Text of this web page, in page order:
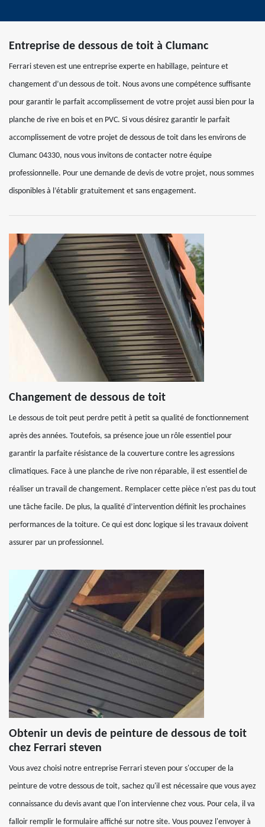
Entreprise de dessous de toit à Clumanc
Ferrari steven est une entreprise experte en habillage, peinture et
changement d’un dessous de toit. Nous avons une compétence suffisante
pour garantir le parfait accomplissement de votre projet aussi bien pour la
planche de rive en bois et en PVC. Si vous désirez garantir le parfait
accomplissement de votre projet de dessous de toit dans les environs de
Clumanc 04330, nous vous invitons de contacter notre équipe
professionnelle. Pour une demande de devis de votre projet, nous sommes
disponibles à l’établir gratuitement et sans engagement.
Changement de dessous de toit
Le dessous de toit peut perdre petit à petit sa qualité de fonctionnement
après des années. Toutefois, sa présence joue un rôle essentiel pour
garantir la parfaite résistance de la couverture contre les agressions
climatiques. Face à une planche de rive non réparable, il est essentiel de
réaliser un travail de changement. Remplacer cette pièce n’est pas du tout
une tâche facile. De plus, la qualité d’intervention définit les prochaines
performances de la toiture. Ce qui est donc logique si les travaux doivent
assurer par un professionnel.
Obtenir un devis de peinture de dessous de toit
chez Ferrari steven
Vous avez choisi notre entreprise Ferrari steven pour s'occuper de la
peinture de votre dessous de toit, sachez qu'il est nécessaire que vous ayez
connaissance du devis avant que l'on intervienne chez vous. Pour cela, il va
falloir remplir le formulaire affiché sur notre site. Vous pouvez l'envoyer à